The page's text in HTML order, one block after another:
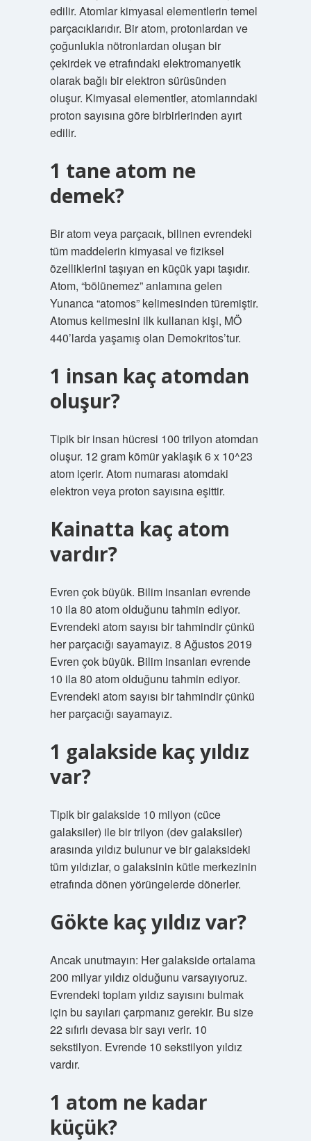
edilir. Atomlar kimyasal elementlerin temel
parçacıklarıdır. Bir atom, protonlardan ve
çoğunlukla nötronlardan oluşan bir
çekirdek ve etrafındaki elektromanyetik
olarak bağlı bir elektron sürüsünden
oluşur. Kimyasal elementler, atomlarındaki
proton sayısına göre birbirlerinden ayırt
edilir.
1 tane atom ne
demek?
Bir atom veya parçacık, bilinen evrendeki
tüm maddelerin kimyasal ve fiziksel
özelliklerini taşıyan en küçük yapı taşıdır.
Atom, “bölünemez” anlamına gelen
Yunanca “atomos” kelimesinden türemiştir.
Atomus kelimesini ilk kullanan kişi, MÖ
440’larda yaşamış olan Demokritos’tur.
1 insan kaç atomdan
oluşur?
Tipik bir insan hücresi 100 trilyon atomdan
oluşur. 12 gram kömür yaklaşık 6 x 10^23
atom içerir. Atom numarası atomdaki
elektron veya proton sayısına eşittir.
Kainatta kaç atom
vardır?
Evren çok büyük. Bilim insanları evrende
10 ila 80 atom olduğunu tahmin ediyor.
Evrendeki atom sayısı bir tahmindir çünkü
her parçacığı sayamayız. 8 Ağustos 2019
Evren çok büyük. Bilim insanları evrende
10 ila 80 atom olduğunu tahmin ediyor.
Evrendeki atom sayısı bir tahmindir çünkü
her parçacığı sayamayız.
1 galakside kaç yıldız
var?
Tipik bir galakside 10 milyon (cüce
galaksiler) ile bir trilyon (dev galaksiler)
arasında yıldız bulunur ve bir galaksideki
tüm yıldızlar, o galaksinin kütle merkezinin
etrafında dönen yörüngelerde dönerler.
Gökte kaç yıldız var?
Ancak unutmayın: Her galakside ortalama
200 milyar yıldız olduğunu varsayıyoruz.
Evrendeki toplam yıldız sayısını bulmak
için bu sayıları çarpmanız gerekir. Bu size
22 sıfırlı devasa bir sayı verir. 10
sekstilyon. Evrende 10 sekstilyon yıldız
vardır.
1 atom ne kadar
küçük?